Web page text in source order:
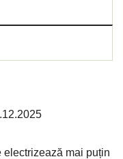
electrizează mai puțin